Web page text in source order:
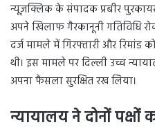
न्यूज़क्लिक के संपादक प्रबीर
अपने खिलाफ गैरकानूनी गतिविधि
दर्ज मामले में गिरफ्तारी और रिमांड
थी। इस मामले पर दिल्ली उच्च
अपना फैसला सुरक्षित रख लिया।
न्यायालय ने दोनों पक्षों